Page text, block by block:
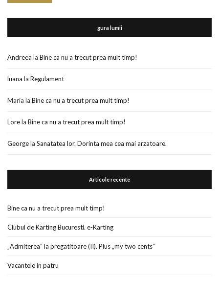
gura lumii
Andreea la Bine ca nu a trecut prea mult timp!
luana la Regulament
Maria la Bine ca nu a trecut prea mult timp!
Lorela Bine ca nu a trecut prea mult timp!
Georgela Sanatatea lor. Dorinta mea cea mai arzatoare.
Articole recente
Bine ca nu a trecut prea mult timp!
Clubul de Karting Bucuresti. e-Karting
„Admiterea” la pregatitoare (II). Plus „my two cents”
Vacantele in patru